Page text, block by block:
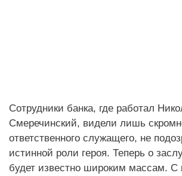
Сотрудники банка, где работал
Смеречинский, видели лишь
ответственного служащего, не
истинной роли героя. Теперь о
будет известно широким массам. С